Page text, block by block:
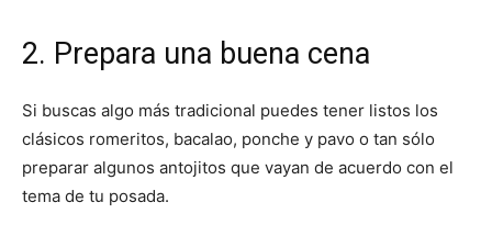
2. Prepara una buena cena
Si buscas algo más tradicional puedes tener listos los
clásicos romeritos, bacalao, ponche y pavo o tan sólo
preparar algunos antojitos que vayan de acuerdo con el
tema de tu posada.